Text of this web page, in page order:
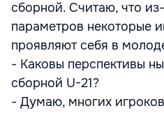
сборной. Считаю, что
параметров некоторые
проявляют себя в
- Каковы перспективы
сборной U-21?
- Думаю, многих